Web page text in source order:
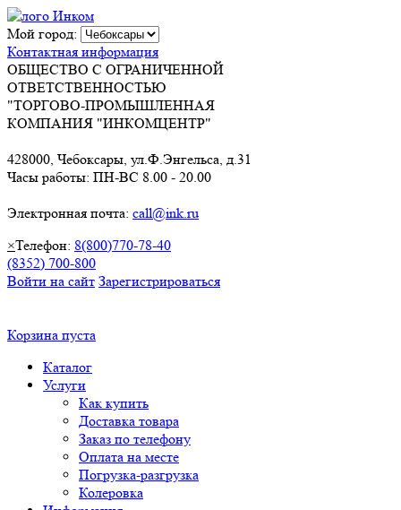
Мой город:
Контактная информация
ОБЩЕСТВО С ОГРАНИЧЕННОЙ
ОТВЕТСТВЕННОСТЬЮ
"ТОРГОВО-ПРОМЫШЛЕННАЯ
КОМПАНИЯ "ИНКОМЦЕНТР"
428000, Чебоксары, ул.Ф.Энгельса, д.31
Часы работы: ПН-ВС 8.00 - 20.00
Электронная почта: call@ink.ru
×Телефон: 8(800)770-78-40
(8352) 700-800
Войти на сайт Зарегистрироваться
Корзина пуста
Каталог
Услуги
Как купить
Доставка товара
Заказ по телефону
Оплата на месте
Погрузка-разгрузка
Колеровка